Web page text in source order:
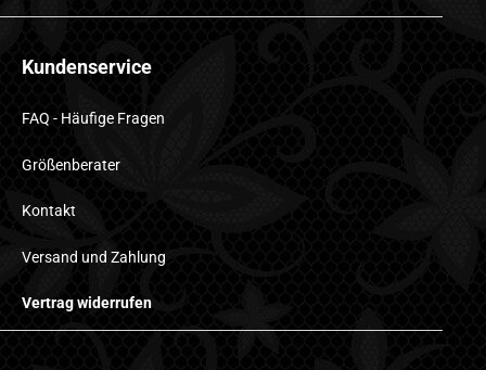
Kundenservice
FAQ - Häufige Fragen
Größenberater
Kontakt
Versand und Zahlung
Vertrag widerrufen